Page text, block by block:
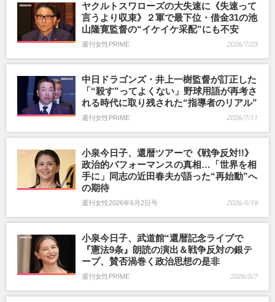
ヤクルトスワローズの大失速に《失速って
言うより収束》２軍で最下位・借金31の池
山隆寛監督の“イケイケ采配”にも不安
週刊女性PRIME 2026/7/23
中日ドラゴンズ・井上一樹監督が訂正した
「“殺す”ってよくない」野球用語が再考さ
れる時代に取り残された“指導者のリアル”
週刊女性PRIME 2026/7/11
小泉今日子、還暦ツアーで《戦争反対!!》
政治的パフォーマンスの真相…「世界を相
手に」同志の近田春夫が語った“再始動”へ
の期待
週刊女性2026年6月2日号 2026/5/19
小泉今日子、武道館“還暦記念ライブで
『憲法9条』朗読の演出＆戦争反対の銀テ
ープ、賛否渦巻く政治思想の是非
週刊女性PRIME 2026/5/7